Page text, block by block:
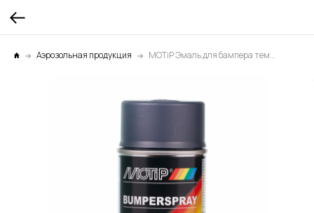
Аэрозольная продукция MOTiP Эмаль для бампера темно-серая 0,4л